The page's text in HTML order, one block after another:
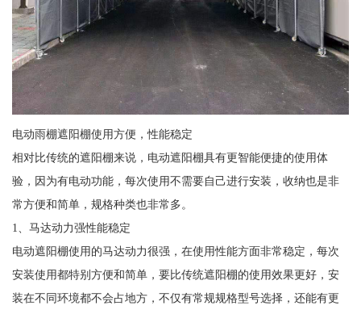
电动雨棚遮阳棚使用方便，性能稳定
相对比传统的遮阳棚来说，电动遮阳棚具有更智能便捷的使用体
验，因为有电动功能，每次使用不需要自己进行安装，收纳也是非
常方便和简单，规格种类也非常多。
1、马达动力强性能稳定
电动遮阳棚使用的马达动力很强，在使用性能方面非常稳定，每次
安装使用都特别方便和简单，要比传统遮阳棚的使用效果更好，安
装在不同环境都不会占地方，不仅有常规规格型号选择，还能有更